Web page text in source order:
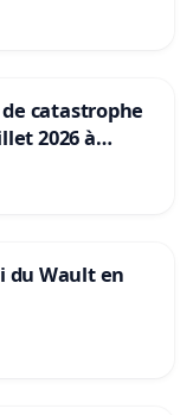
catastrophe
2026 à
du Wault en